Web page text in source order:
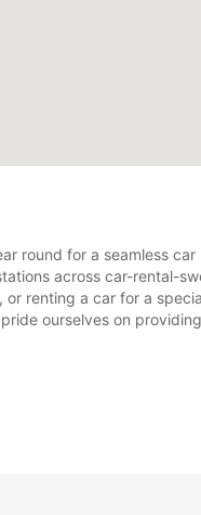
round for a seamless
across car-rental-
renting a car for a
ourselves on